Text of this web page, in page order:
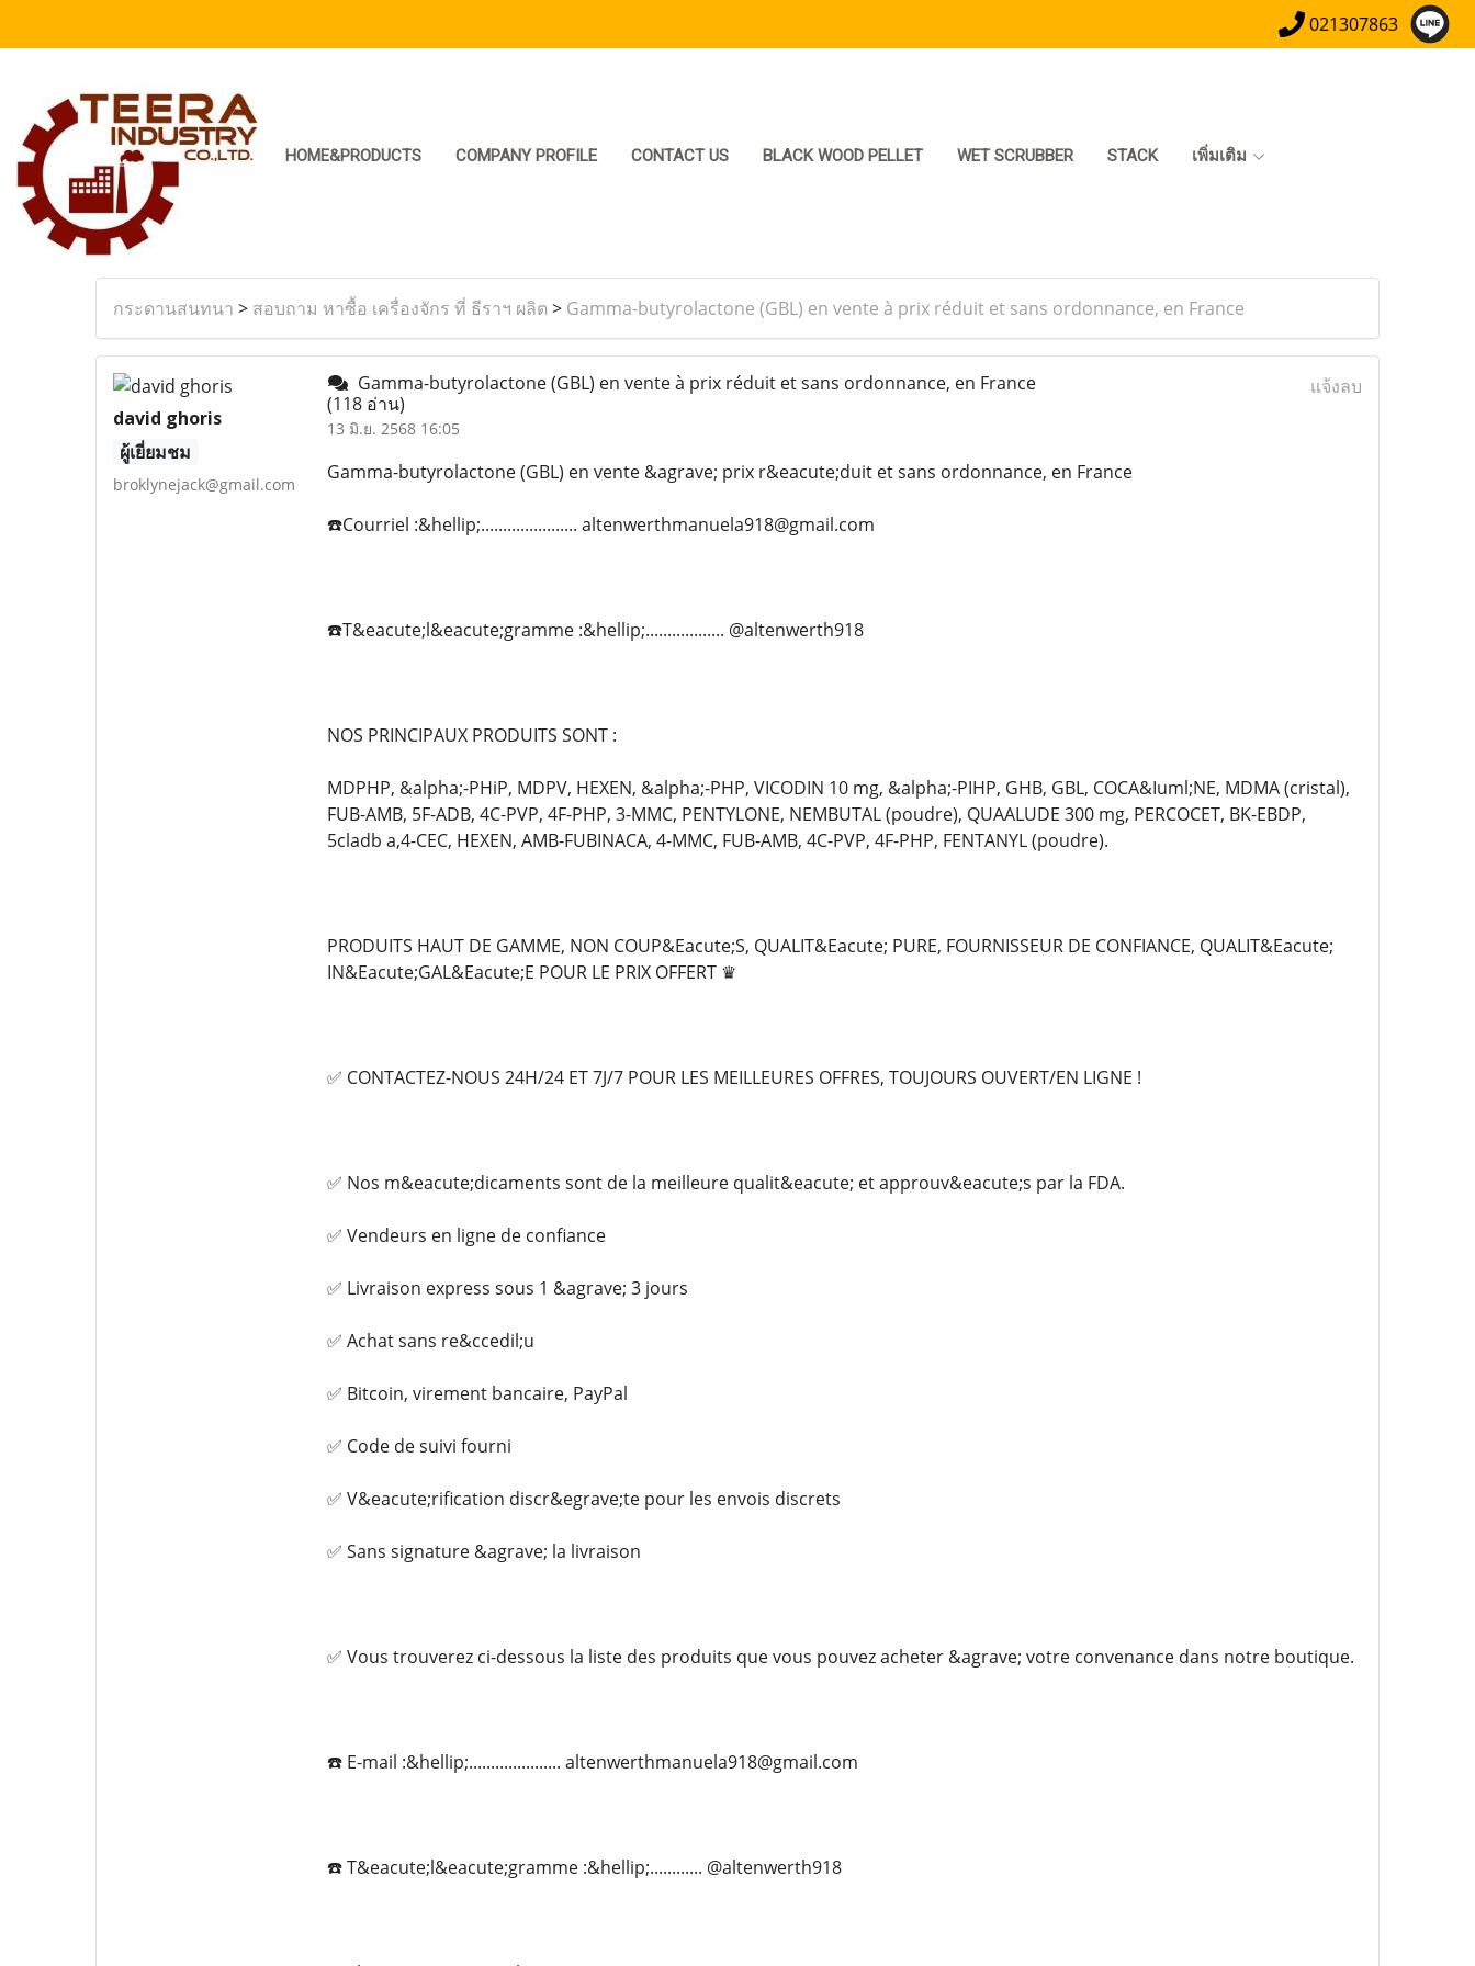
021307863
HOME&PRODUCTS COMPANY PROFILE CONTACT US BLACK WOOD PELLET WET SCRUBBER STACK เพิ่มเติม
กระดานสนทนา > สอบถาม หาซื้อ เครื่องจักร ที่ ธีราฯ ผลิต > Gamma-butyrolactone (GBL) en vente à prix réduit et sans ordonnance, en France
david ghoris
ผู้เยี่ยมชม
broklynejack@gmail.com
Gamma-butyrolactone (GBL) en vente à prix réduit et sans ordonnance, en France
(118 อ่าน)
13 มิ.ย. 2568 16:05
แจ้งลบ
Gamma-butyrolactone (GBL) en vente &agrave; prix r&eacute;duit et sans ordonnance, en France
☎️Courriel :&hellip;...................... altenwerthmanuela918@gmail.com
☎️T&eacute;l&eacute;gramme :&hellip;.................. @altenwerth918
NOS PRINCIPAUX PRODUITS SONT :
MDPHP, &alpha;-PHiP, MDPV, HEXEN, &alpha;-PHP, VICODIN 10 mg, &alpha;-PIHP, GHB, GBL, COCA&Iuml;NE, MDMA (cristal),
FUB-AMB, 5F-ADB, 4C-PVP, 4F-PHP, 3-MMC, PENTYLONE, NEMBUTAL (poudre), QUAALUDE 300 mg, PERCOCET, BK-EBDP,
5cladb a,4-CEC, HEXEN, AMB-FUBINACA, 4-MMC, FUB-AMB, 4C-PVP, 4F-PHP, FENTANYL (poudre).
PRODUITS HAUT DE GAMME, NON COUP&Eacute;S, QUALIT&Eacute; PURE, FOURNISSEUR DE CONFIANCE, QUALIT&Eacute;
IN&Eacute;GAL&Eacute;E POUR LE PRIX OFFERT ♛
✅ CONTACTEZ-NOUS 24H/24 ET 7J/7 POUR LES MEILLEURES OFFRES, TOUJOURS OUVERT/EN LIGNE !
✅ Nos m&eacute;dicaments sont de la meilleure qualit&eacute; et approuv&eacute;s par la FDA.
✅ Vendeurs en ligne de confiance
✅ Livraison express sous 1 &agrave; 3 jours
✅ Achat sans re&ccedil;u
✅ Bitcoin, virement bancaire, PayPal
✅ Code de suivi fourni
✅ V&eacute;rification discr&egrave;te pour les envois discrets
✅ Sans signature &agrave; la livraison
✅ Vous trouverez ci-dessous la liste des produits que vous pouvez acheter &agrave; votre convenance dans notre boutique.
☎️ E-mail :&hellip;..................... altenwerthmanuela918@gmail.com
☎️ T&eacute;l&eacute;gramme :&hellip;............ @altenwerth918